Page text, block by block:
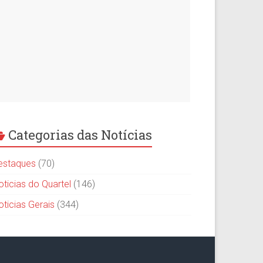
Categorias das Notícias
(70)
do Quartel (146)
Gerais (344)